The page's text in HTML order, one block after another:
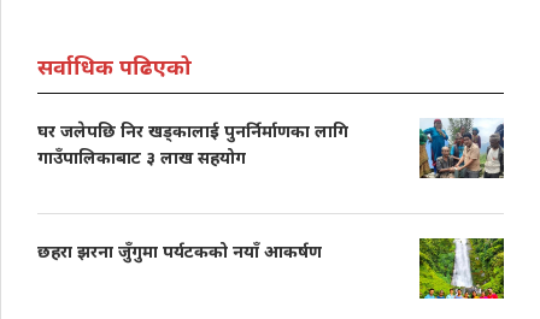
सर्वाधिक पढिएको
घर जलेपछि निर खड्कालाई पुनर्निर्माणका लागि
गाउँपालिकाबाट ३ लाख सहयोग
छहरा झरना जुँगुमा पर्यटकको नयाँ आकर्षण